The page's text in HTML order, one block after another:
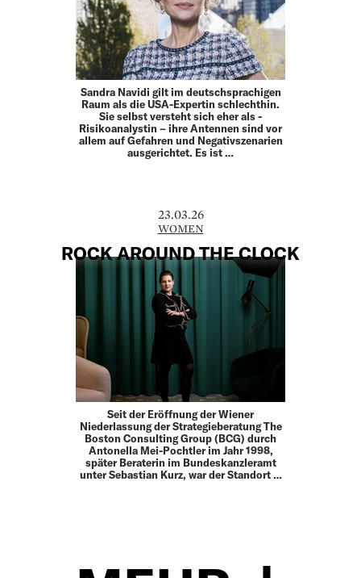
Sandra Navidi gilt im deutschsprachigen
Raum als die USA-Expertin schlechthin.
Sie selbst versteht sich eher als ­
Risikoanalystin – ihre Antennen sind vor
allem auf ­Gefahren und Negativszenarien
ausgerichtet. Es ist …
23.03.26
WOMEN
ROCK AROUND THE CLOCK
Seit der Eröffnung der Wiener
Niederlassung der Strategieberatung The
Boston Consulting Group (BCG) durch
Antonella Mei-Pochtler im Jahr 1998,
später Beraterin im Bundeskanzleramt
unter Sebastian Kurz, war der Standort …